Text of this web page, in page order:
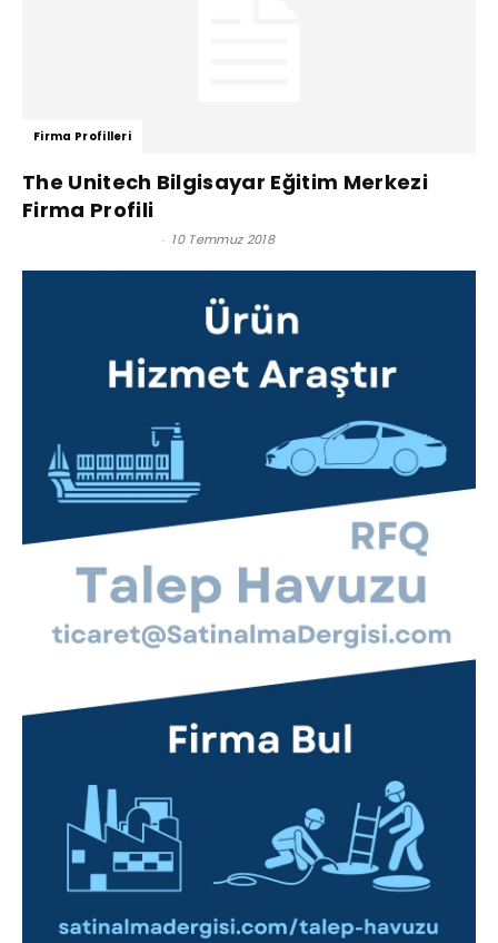
Firma Profilleri
The Unitech Bilgisayar Eğitim Merkezi
Firma Profili
- 10 Temmuz 2018